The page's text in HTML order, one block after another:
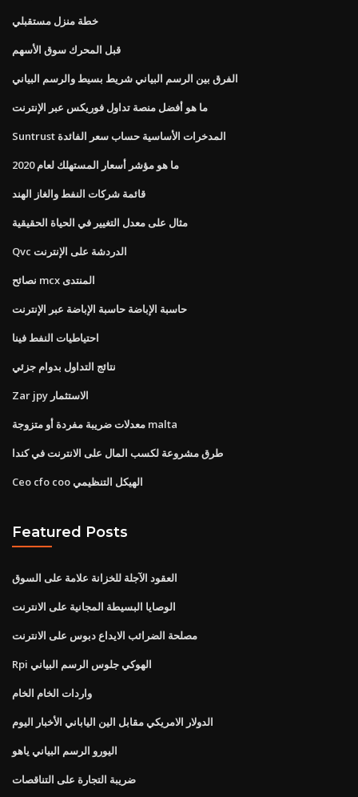
خطة منزل مستقبلي
قبل المحرك سوق الأسهم
الفرق بين الرسم البياني شريط بسيط والرسم البياني
ما هو أفضل منصة تداول فوريكس عبر الإنترنت
Suntrust المدخرات الأساسية حساب سعر الفائدة
ما هو مؤشر أسعار المستهلك لعام 2020
قائمة شركات النفط والغاز الهند
مثال على معدل التغيير في الحياة الحقيقية
Qvc الدردشة على الإنترنت
نصائح mcx المنتدى
حاسبة الإباضة حاسبة الإباضة عبر الإنترنت
احتياطيات النفط فينا
نتائج التداول بدوام جزئي
Zar jpy الاستثمار
معدلات ضريبة مفردة أو متزوجة malta
طرق مشروعة لكسب المال على الانترنت في كندا
Ceo cfo coo الهيكل التنظيمي
Featured Posts
العقود الآجلة للخزانة علامة على السوق
الوصايا البسيطة المجانية على الانترنت
مصلحة الضرائب الايداع دبوس على الانترنت
Rpi الهوكي جلوس الرسم البياني
واردات الخام الخام
الدولار الامريكي مقابل الين الياباني الأخبار اليوم
اليورو الرسم البياني ياهو
ضريبة التجارة على التناقصات